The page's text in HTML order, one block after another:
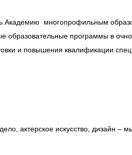
Академию многопрофильным
образовательные программы в
и повышения квалификации
актерское искусство, дизайн –